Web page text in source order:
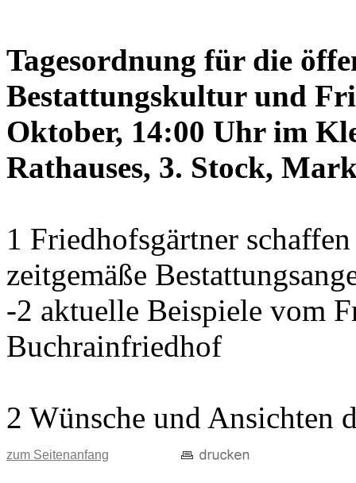
Tagesordnung für die
Bestattungskultur und
Oktober, 14:00 Uhr im
Rathauses, 3. Stock,
1 Friedhofsgärtner
zeitgemäße
-2 aktuelle Beispiele vom
Buchrainfriedhof
2 Wünsche und Ansichten
zum Seitenanfang